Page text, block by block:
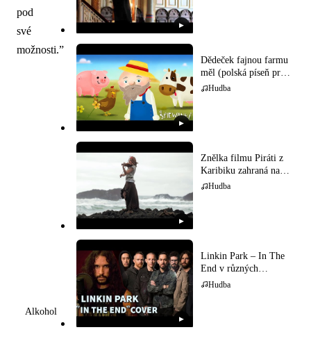
pod
své
možnosti.”
Alkohol
▶
▶
Dědeček fajnou farmu
měl (polská píseň pro
děti)
Hudba
▶
Znělka filmu Piráti z
Karibiku zahraná na
houslech
Hudba
▶
Linkin Park – In The
End v různých
hudebních stylech
Hudba